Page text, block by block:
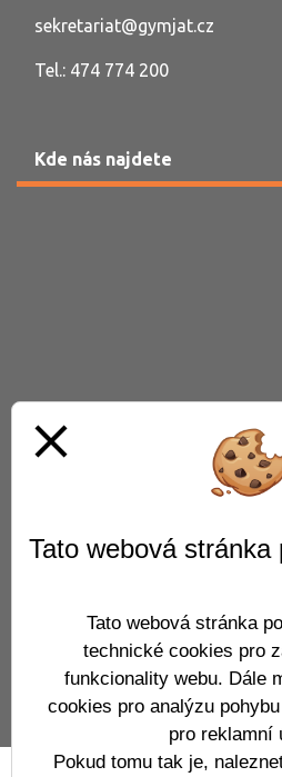
sekretariat@gymjat.cz
Tel.: 474 774 200
Kde nás najdete
Prohlášení o přístupnosti
close
Tato webová
Tato webová stránka
technické cookies pro
funkcionality webu. Dále
cookies pro analýzu
pro reklamní
Pokud tomu tak je,